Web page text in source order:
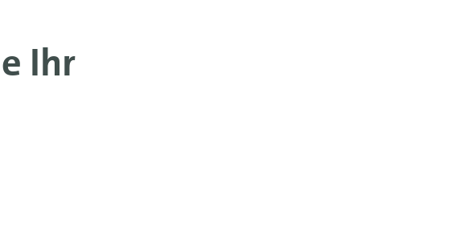
Ihr